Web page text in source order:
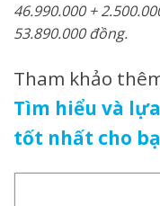
46.990.000 +
53.890.000 đồng.
Tham khảo
Tìm hiểu và
tốt nhất cho